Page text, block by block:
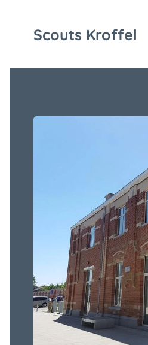
Scouts Kroffel